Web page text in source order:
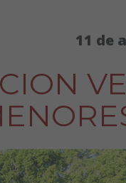
11 de